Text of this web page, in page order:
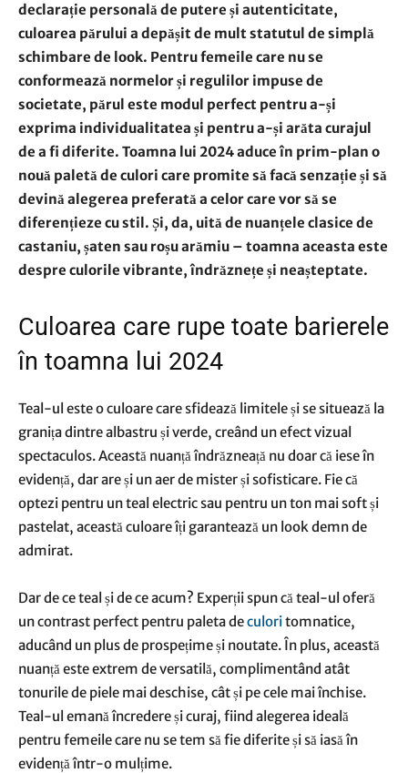
declarație personală de putere și autenticitate,
culoarea părului a depășit de mult statutul de simplă
schimbare de look. Pentru femeile care nu se
conformează normelor și regulilor impuse de
societate, părul este modul perfect pentru a-și
exprima individualitatea și pentru a-și arăta curajul
de a fi diferite. Toamna lui 2024 aduce în prim-plan o
nouă paletă de culori care promite să facă senzație și să
devină alegerea preferată a celor care vor să se
diferențieze cu stil. Și, da, uită de nuanțele clasice de
castaniu, șaten sau roșu arămiu – toamna aceasta este
despre culorile vibrante, îndrăznețe și neașteptate.
Culoarea care rupe toate barierele
în toamna lui 2024
Teal-ul este o culoare care sfidează limitele și se situează la
granița dintre albastru și verde, creând un efect vizual
spectaculos. Această nuanță îndrăzneață nu doar că iese în
evidență, dar are și un aer de mister și sofisticare. Fie că
optezi pentru un teal electric sau pentru un ton mai soft și
pastelat, această culoare îți garantează un look demn de
admirat.
Dar de ce teal și de ce acum? Experții spun că teal-ul oferă
un contrast perfect pentru paleta deculoritomnatice,
aducând un plus de prospețime și noutate. În plus, această
nuanță este extrem de versatilă, complimentând atât
tonurile de piele mai deschise, cât și pe cele mai închise.
Teal-ul emană încredere și curaj, fiind alegerea ideală
pentru femeile care nu se tem să fie diferite și să iasă în
evidență într-o mulțime.